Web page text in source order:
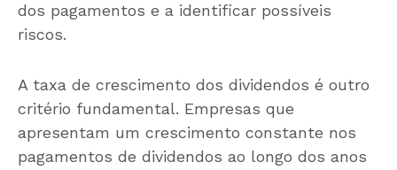
dos pagamentos e a identificar possíveis
riscos.
A taxa de crescimento dos dividendos é outro
critério fundamental. Empresas que
apresentam um crescimento constante nos
pagamentos de dividendos ao longo dos anos